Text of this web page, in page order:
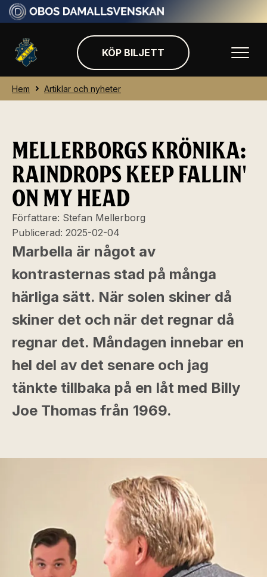
KÖP BILJETT
Hem Artiklar och nyheter
MELLERBORGS KRÖNIKA:
RAINDROPS KEEP FALLIN'
ON MY HEAD
Författare: Stefan Mellerborg
Publicerad: 2025-02-04
Marbella är något av
kontrasternas stad på många
härliga sätt. När solen skiner då
skiner det och när det regnar då
regnar det. Måndagen innebar en
hel del av det senare och jag
tänkte tillbaka på en låt med Billy
Joe Thomas från 1969.